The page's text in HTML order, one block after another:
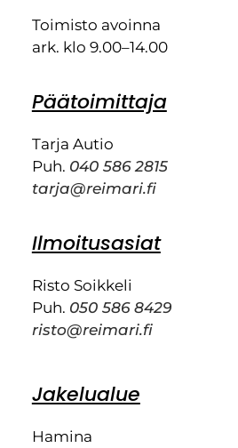
Toimisto avoinna
ark. klo 9.00–14.00
Päätoimittaja
Tarja Autio
Puh. 040 586 2815
tarja@reimari.fi
Ilmoitusasiat
Risto Soikkeli
Puh. 050 586 8429
risto@reimari.fi
Jakelualue
Hamina